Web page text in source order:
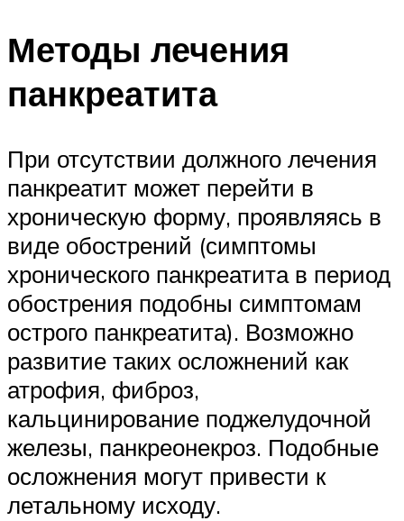
Методы лечения
панкреатита
При отсутствии должного лечения
панкреатит может перейти в
хроническую форму, проявляясь в
виде обострений (симптомы
хронического панкреатита в период
обострения подобны симптомам
острого панкреатита). Возможно
развитие таких осложнений как
атрофия, фиброз,
кальцинирование поджелудочной
железы, панкреонекроз. Подобные
осложнения могут привести к
летальному исходу.